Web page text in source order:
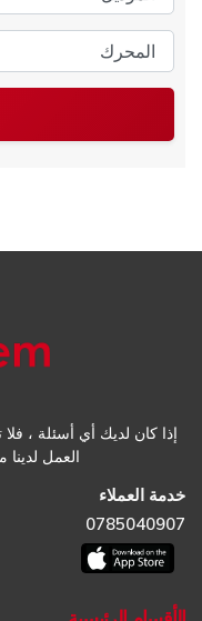
المحرك
إذا كان لديك أي أسئلة ،
العمل لدينا من 9:00 حتي 18:00 من السبت
خدمة العملاء
0785040907